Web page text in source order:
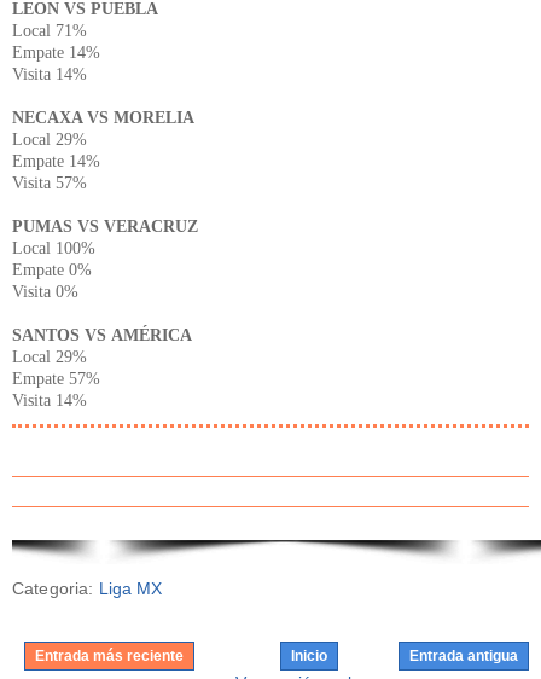
LEON VS PUEBLA
Local 71%
Empate 14%
Visita 14%
NECAXA VS MORELIA
Local 29%
Empate 14%
Visita 57%
PUMAS VS VERACRUZ
Local 100%
Empate 0%
Visita 0%
SANTOS VS AMÉRICA
Local 29%
Empate 57%
Visita 14%
Categoria: Liga MX
Entrada más reciente Entrada antigua
Inicio